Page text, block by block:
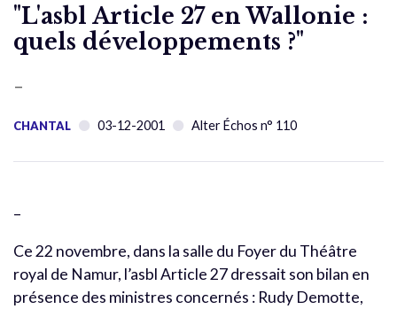
"L'asbl Article 27 en Wallonie :
quels développements ?"
–
CHANTAL 03-12-2001 Alter Échos n° 110
–
Ce 22 novembre, dans la salle du Foyer du Théâtre
royal de Namur, l’asbl Article 27 dressait son bilan en
présence des ministres concernés : Rudy Demotte,